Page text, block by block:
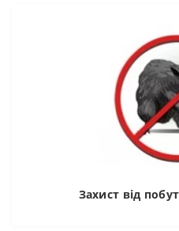
Захист від